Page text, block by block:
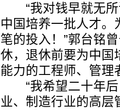
“我对钱早就无所
中国培养一批人才。
笔的投入！”郭台铭
休，退休前要为中国
能力的工程师、管理
“我希望二十年后
业、制造行业的高层